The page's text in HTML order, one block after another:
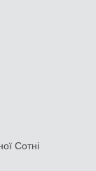
Сотні